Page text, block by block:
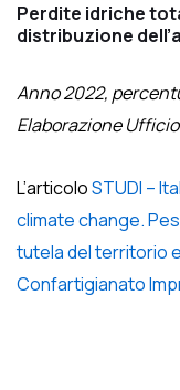
Perdite idriche
distribuzione
Anno 2022,
Elaborazione
L’articoloSTUDI –
climate change.
tutela del territorio
Confartigianato